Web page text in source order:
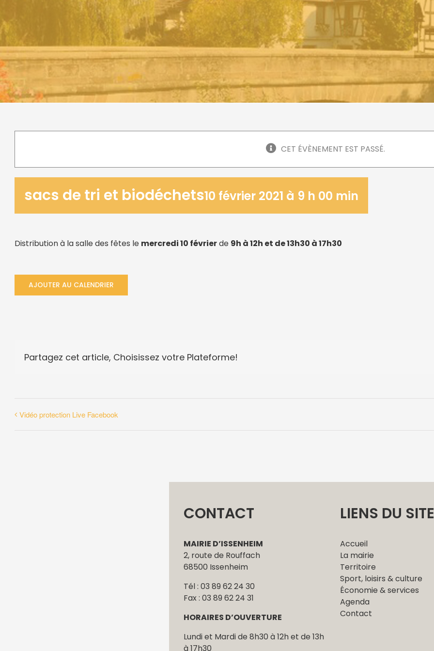
CET ÉVÈNEMENT EST PASSÉ.
sacs de tri et biodéchets10 février 2021 à 9 h 00 min
Distribution à la salle des fêtes le mercredi 10 févrierde 9h à 12h et de 13h30 à 17h30
AJOUTER AU CALENDRIER
Partagez cet article, Choisissez votre Plateforme!
Vidéo protection Live Facebook
CONTACT
MAIRIE D’ISSENHEIM
2, route de Rouffach
68500 Issenheim
Tél : 03 89 62 24 30
Fax : 03 89 62 24 31
HORAIRES D’OUVERTURE
Lundi et Mardi de 8h30 à 12h et de 13h
à 17h30
LIENS DU SITE
Accueil
La mairie
Territoire
Sport, loisirs & culture
Économie & services
Agenda
Contact